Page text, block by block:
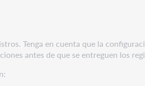
Tenga en cuenta que la
antes de que se entreguen los